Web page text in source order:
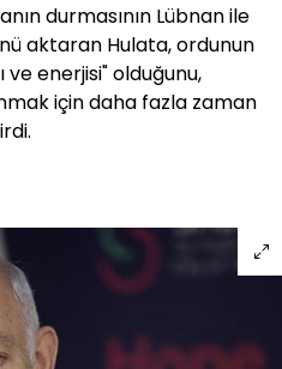
durmasının Lübnan ile
aktaran Hulata, ordunun
enerjisi" olduğunu,
için daha fazla zaman